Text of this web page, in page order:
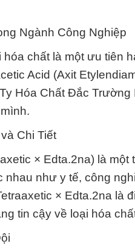
Ngành Công Nghiệp
chất là một ưu tiên
Acid (Axit
Hóa Chất Đắc
Chi Tiết
× Edta.2na) là
như y tế, công
× Edta.2na là
tin cậy về loại hóa